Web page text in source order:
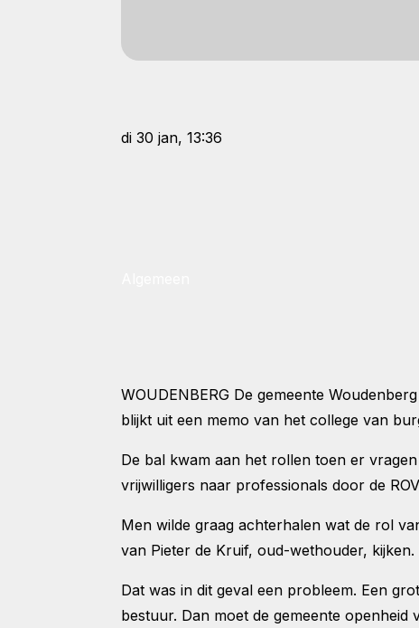
di 30 jan, 13:36
WOUDENBERG De gemeente
blijkt uit een memo van het college van
De bal kwam aan het rollen toen er
vrijwilligers naar professionals door de
Men wilde graag achterhalen wat de rol
van Pieter de Kruif, oud-wethouder, kijken.
Dat was in dit geval een probleem. Een
bestuur. Dan moet de gemeente